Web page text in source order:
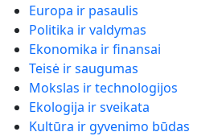
Europa ir pasaulis
Politika ir valdymas
Ekonomika ir finansai
Teisė ir saugumas
Mokslas ir technologijos
Ekologija ir sveikata
Kultūra ir gyvenimo būdas